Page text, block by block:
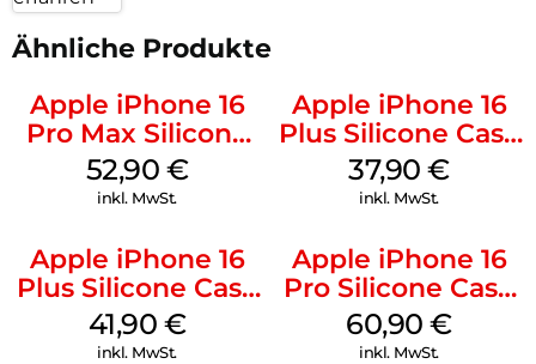
Ähnliche Produkte
Apple iPhone 16
Pro Max Silicone
Case MagSafe
Black
52,90 €
inkl. MwSt.
Apple iPhone 16
Plus Silicone Case
MagSafe Lake
Green
37,90€
inkl. MwSt.
Apple iPhone 16
Plus Silicone Case
MagSafe Stone
Gray
41,90 €
inkl. MwSt.
Apple iPhone 16
Pro Silicone Case
MagSafe Stone
Gray
60,90€
inkl. MwSt.